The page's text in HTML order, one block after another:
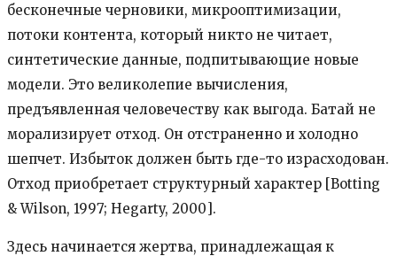
бесконечные черновики, микрооптимизации,
потоки контента, который никто не читает,
синтетические данные, подпитывающие новые
модели. Это великолепие вычисления,
предъявленная человечеству как выгода. Батай не
морализирует отход. Он отстраненно и холодно
шепчет. Избыток должен быть где-то израсходован.
Отход приобретает структурный характер [Botting
& Wilson, 1997; Hegarty, 2000].
Здесь начинается жертва, принадлежащая к